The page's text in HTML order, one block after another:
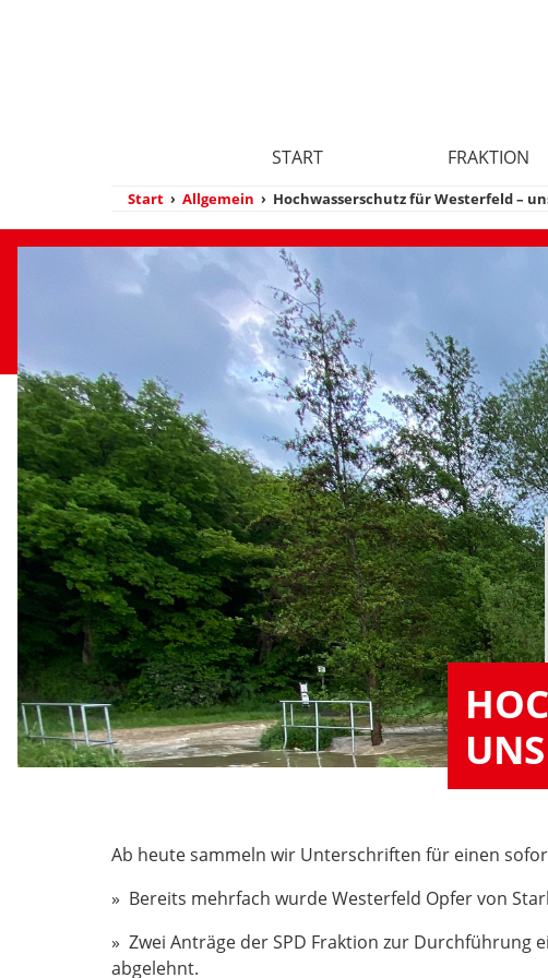
START FRAKTION
Start › Allgemein › Hochwasserschutz für Westerfeld –
Ab heute sammeln wir Unterschriften für einen
» Bereits mehrfach wurde Westerfeld Opfer von
» Zwei Anträge der SPD Fraktion zur
abgelehnt.